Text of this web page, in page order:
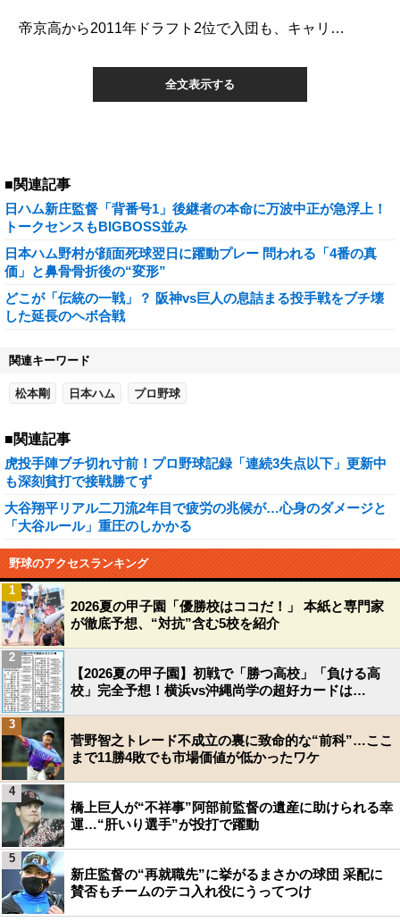
帝京高から2011年ドラフト2位で入団も、キャリ…
全文表示する
■関連記事
日ハム新庄監督「背番号1」後継者の本命に万波中正が急浮上！
トークセンスもBIGBOSS並み
日本ハム野村が顔面死球翌日に躍動プレー 問われる「4番の真
価」と鼻骨骨折後の“変形”
どこが「伝統の一戦」？ 阪神vs巨人の息詰まる投手戦をブチ壊
した延長のヘボ合戦
関連キーワード
松本剛 日本ハム プロ野球
■関連記事
虎投手陣ブチ切れ寸前！プロ野球記録「連続3失点以下」更新中
も深刻貧打で接戦勝てず
大谷翔平リアル二刀流2年目で疲労の兆候が…心身のダメージと
「大谷ルール」重圧のしかかる
野球のアクセスランキング
2026夏の甲子園「優勝校はココだ！」 本紙と専門家
が徹底予想、“対抗”含む5校を紹介
1
【2026夏の甲子園】初戦で「勝つ高校」「負ける高
校」完全予想！横浜vs沖縄尚学の超好カードは…
2
菅野智之トレード不成立の裏に致命的な“前科”…ここ
まで11勝4敗でも市場価値が低かったワケ
3
橋上巨人が“不祥事”阿部前監督の遺産に助けられる幸
運…“肝いり選手”が投打で躍動
4
新庄監督の“再就職先”に挙がるまさかの球団 采配に
賛否もチームのテコ入れ役にうってつけ
5